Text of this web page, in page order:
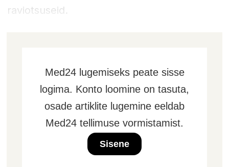
raviotsuseid.
Med24 lugemiseks peate sisse
logima. Konto loomine on tasuta,
osade artiklite lugemine eeldab
Med24 tellimuse vormistamist.
Sisene